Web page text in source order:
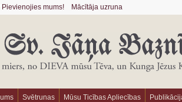
mums! Mācītāja uzruna
Svētrunas Mūsu Ticības Apliecības